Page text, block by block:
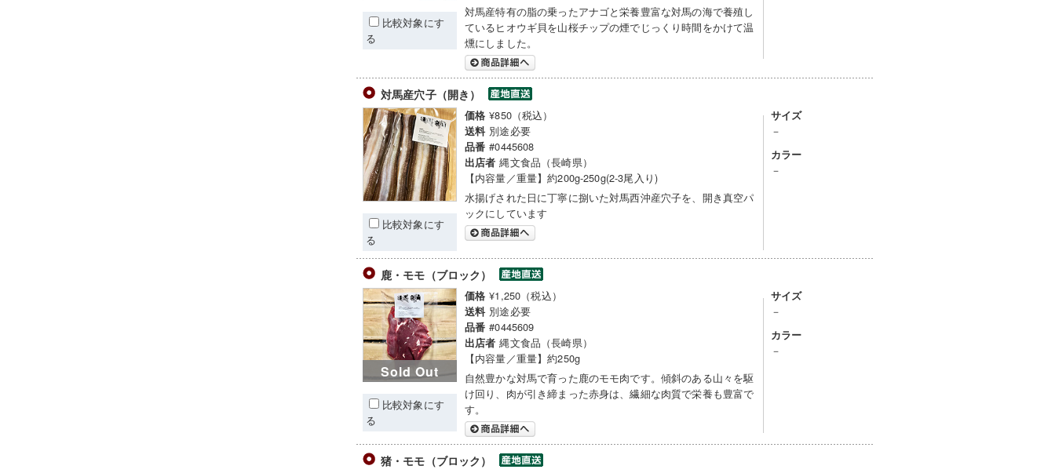
比較対象にす
る
対馬産特有の脂の乗ったアナゴと栄養豊富な対馬の海で養殖し
ているヒオウギ貝を山桜チップの煙でじっくり時間をかけて温
燻にしました。
対馬産穴子（開き）
比較対象にす
る
価格 ¥850（税込）
送料 別途必要
品番 #0445608
出店者 縄文食品（長崎県）
【内容量／重量】約200g-250g(2-3尾入り)
水揚げされた日に丁寧に捌いた対馬西沖産穴子を、開き真空パ
ックにしています
サイズ
－
カラー
－
鹿・モモ（ブロック）
Sold Out
比較対象にす
る
価格 ¥1,250（税込）
送料 別途必要
品番 #0445609
出店者 縄文食品（長崎県）
【内容量／重量】約250g
自然豊かな対馬で育った鹿のモモ肉です。傾斜のある山々を駆
け回り、肉が引き締まった赤身は、繊細な肉質で栄養も豊富で
す。
サイズ
－
カラー
－
猪・モモ（ブロック）